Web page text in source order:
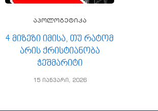
აპოლოგეტიკა
4 მიზეზი იმისა, თუ რატომ
არის ქრისტიანობა
ჭეშმარიტი
15 იანვარი, 2026